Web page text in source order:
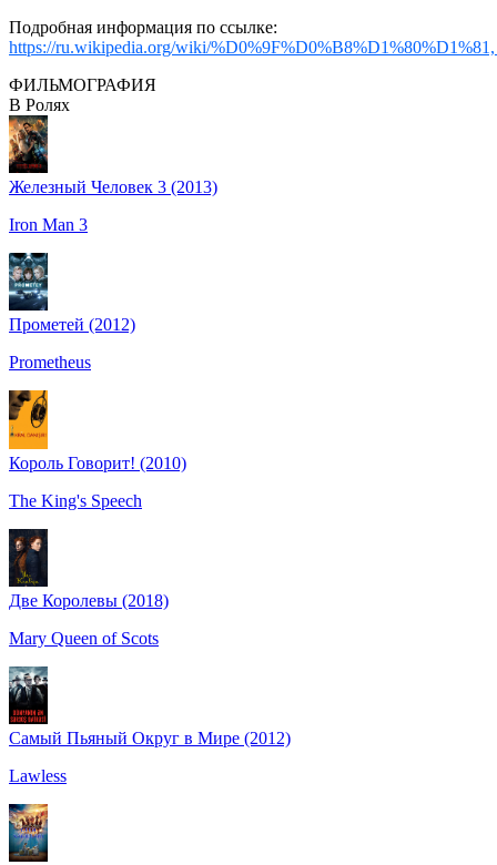
Подробная информация по ссылке:
https://ru.wikipedia.org/wiki/
ФИЛЬМОГРАФИЯ
В Ролях
Железный Человек 3 (2013)
Iron Man 3
Прометей (2012)
Prometheus
Король Говорит! (2010)
The King's Speech
Две Королевы (2018)
Mary Queen of Scots
Самый Пьяный Округ в Мире (2012)
Lawless